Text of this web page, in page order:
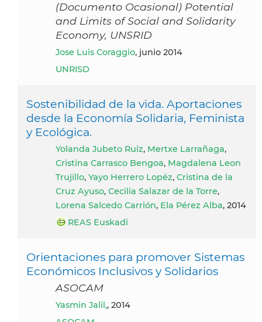
(Documento Ocasional) Potential
and Limits of Social and Solidarity
Economy, UNSRID
Jose Luis Coraggio, junio 2014
UNRISD
Sostenibilidad de la vida. Aportaciones
desde la Economía Solidaria, Feminista
y Ecológica.
Yolanda Jubeto Ruiz, Mertxe Larrañaga,
Cristina Carrasco Bengoa, Magdalena Leon
Trujillo, Yayo Herrero Lopéz, Cristina de la
Cruz Ayuso, Cecilia Salazar de la Torre,
Lorena Salcedo Carrión, Ela Pérez Alba, 2014
REAS Euskadi
Orientaciones para promover Sistemas
Económicos Inclusivos y Solidarios
ASOCAM
Yasmin Jalil,, 2014